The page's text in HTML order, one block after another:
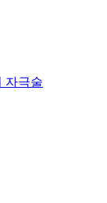
자극술